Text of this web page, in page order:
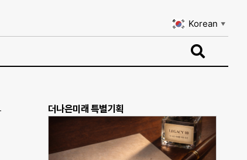
Korean ▼
더나은미래 특별기획